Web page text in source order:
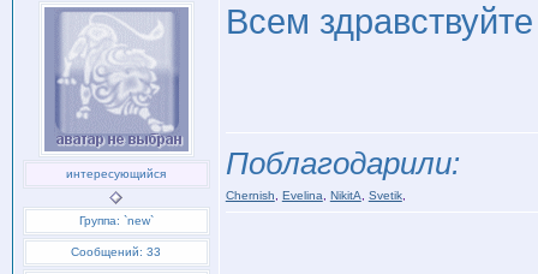
интересующийся
Группа: `new`
Сообщений: 33
Всем
Поблагодарили:
Chernish Evelina NikitA Svetik,